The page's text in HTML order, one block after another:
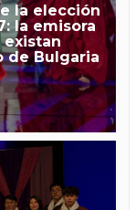
la elección
la emisora
de Bulgaria